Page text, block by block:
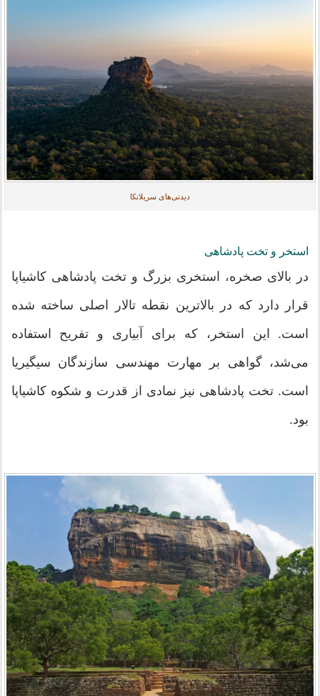
دیدنی‌های سریلانکا
استخر و تخت پادشاهی
در بالای صخره، استخری بزرگ و تخت پادشاهی کاشیاپا
قرار دارد که در بالاترین نقطه تالار اصلی ساخته شده
است. این استخر، که برای آبیاری و تفریح استفاده
می‌شد، گواهی بر مهارت مهندسی سازندگان سیگیریا
است. تخت پادشاهی نیز نمادی از قدرت و شکوه کاشیاپا
بود.